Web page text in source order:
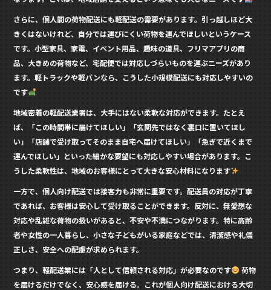
さらに、個人間の荷物配送にも軽配送の需要があります。引っ越しほど大
きくはないけれど、自分では運びにくい荷物を運んでほしいというケース
です。小型家具、家電、イベント用品、趣味の道具、フリマアプリの商
品、大きめの荷物など、宅配便では対応しづらいものを運ぶニーズがあり
ます。軽トラックや軽バンなら、こうした小規模配送にも対応しやすいの
です
地域密着の軽配送業者は、大手にはない柔軟な対応ができます。たとえ
ば、「この時間帯に届けてほしい」「玄関先ではなく裏口に置いてほし
い」「店舗で受け取ってそのまま自宅へ届けてほしい」「急ぎで近くまで
運んでほしい」といった細かな要望にも対応しやすい場合があります。こ
うした柔軟性は、地域のお客様にとって大きな安心材料になります
一方で、個人向け配送では接客力も非常に重要です。配送員の対応が丁寧
であれば、お客様は安心して受け取ることができます。反対に、無愛想な
対応や乱雑な荷物の扱いがあると、不安や不満につながります。特に高齢
者や女性の一人暮らし、小さな子どもがいる家庭などでは、清潔感や礼儀
正しさ、安全への配慮が求められます。
つまり、軽配送業には「人として信頼される対応」が必要なのです
荷物
を届けるだけでなく、安心感を届ける。これが個人向け配送における大切